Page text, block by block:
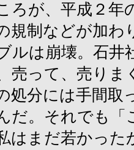
ろが、平成２年
規制などが加わ
ルは崩壊。石井
売って、売りま
処分には手間取
だ。それでも「
はまだ若かった